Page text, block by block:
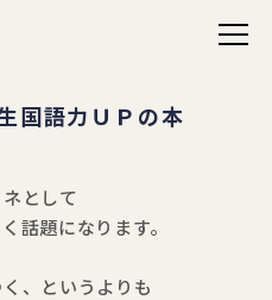
メニ
国語力ＵＰの本
として
話題になります。
、というよりも